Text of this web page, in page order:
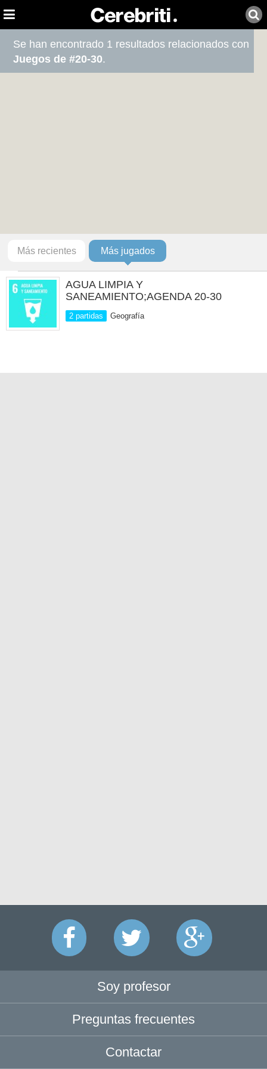
Se han encontrado 1 resultados relacionados con
Juegos de #20-30.
Más recientes Más jugados
AGUA LIMPIA Y
SANEAMIENTO;AGENDA 20-30
2 partidas Geografía
Soy profesor
Preguntas frecuentes
Contactar